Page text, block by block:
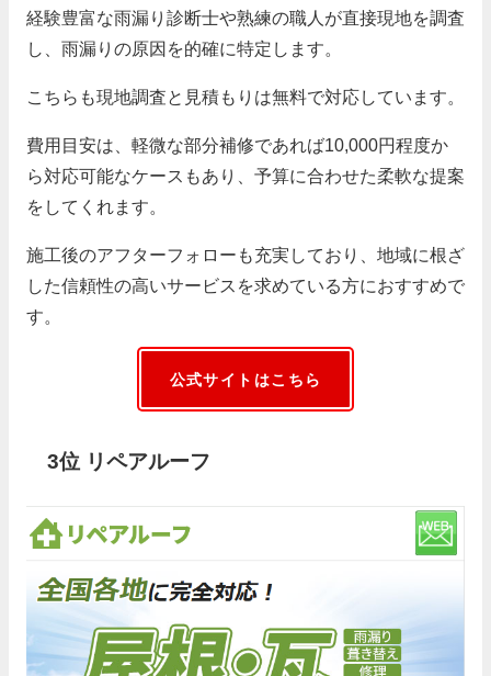
経験豊富な雨漏り診断士や熟練の職人が直接現地を調査
し、雨漏りの原因を的確に特定します。
こちらも現地調査と見積もりは無料で対応しています。
費用目安は、軽微な部分補修であれば10,000円程度か
ら対応可能なケースもあり、予算に合わせた柔軟な提案
をしてくれます。
施工後のアフターフォローも充実しており、地域に根ざ
した信頼性の高いサービスを求めている方におすすめで
す。
公式サイトはこちら
3位 リペアルーフ